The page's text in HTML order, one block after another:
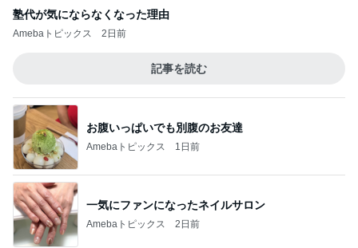
塾代が気にならなくなった理由
Amebaトピックス 2日前
記事を読む
お腹いっぱいでも別腹のお友達
Amebaトピックス 1日前
一気にファンになったネイルサロン
Amebaトピックス 2日前